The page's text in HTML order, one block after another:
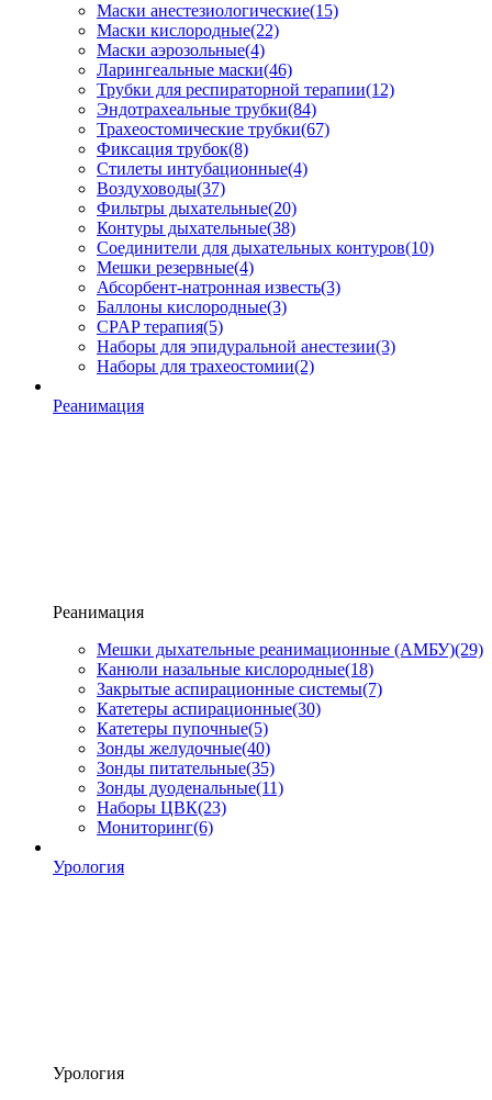
Маски анестезиологические(15)
Маски кислородные(22)
Маски аэрозольные(4)
Ларингеальные маски(46)
Трубки для респираторной терапии(12)
Эндотрахеальные трубки(84)
Трахеостомические трубки(67)
Фиксация трубок(8)
Стилеты интубационные(4)
Воздуховоды(37)
Фильтры дыхательные(20)
Контуры дыхательные(38)
Соединители для дыхательных контуров(10)
Мешки резервные(4)
Абсорбент-натронная известь(3)
Баллоны кислородные(3)
CPAP терапия(5)
Наборы для эпидуральной анестезии(3)
Наборы для трахеостомии(2)
Реанимация
Реанимация
Мешки дыхательные реанимационные (АМБУ)(29)
Канюли назальные кислородные(18)
Закрытые аспирационные системы(7)
Катетеры аспирационные(30)
Катетеры пупочные(5)
Зонды желудочные(40)
Зонды питательные(35)
Зонды дуоденальные(11)
Наборы ЦВК(23)
Мониторинг(6)
Урология
Урология